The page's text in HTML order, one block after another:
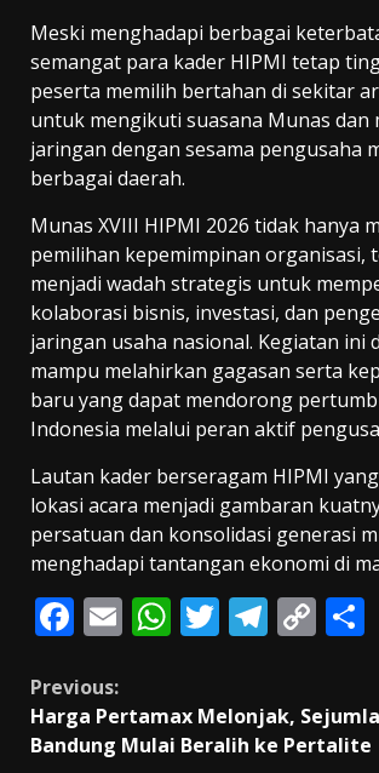
Meski menghadapi berbagai
semangat para kader HIPMI tetap
peserta memilih bertahan di sekitar
untuk mengikuti suasana Munas dan
jaringan dengan sesama pengusaha
berbagai daerah.
Munas XVIII HIPMI 2026 tidak hanya
pemilihan kepemimpinan organisasi,
menjadi wadah strategis untuk
kolaborasi bisnis, investasi, dan
jaringan usaha nasional. Kegiatan ini
mampu melahirkan gagasan serta
baru yang dapat mendorong
Indonesia melalui peran aktif
Lautan kader berseragam HIPMI
lokasi acara menjadi gambaran
persatuan dan konsolidasi generasi
menghadapi tantangan ekonomi di
F
e
b
E
l
W
s
T
er
T
gr
C
y
Continue
Reading
Previous:
Harga Pertamax Melonjak,
Bandung Mulai Beralih ke Pertalite